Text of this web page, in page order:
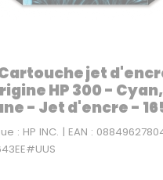
jet
HP 300 -
- Jet d'encre -
: HP INC. | EAN :